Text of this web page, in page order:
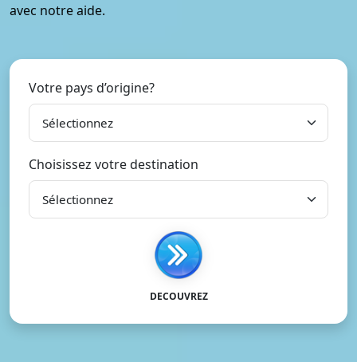
avec notre aide.
Votre pays d’origine?
Choisissez votre destination
DECOUVREZ